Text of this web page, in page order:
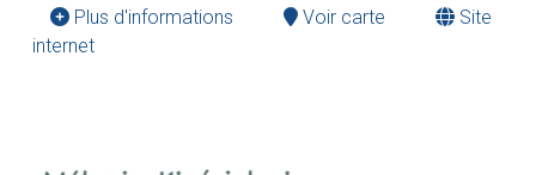
Plus d'informations
Voir carte
Site
internet